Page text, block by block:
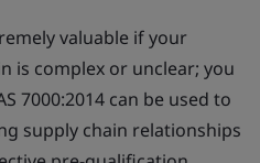
valuable if your
is complex or unclear; you
7000:2014 can be used to
supply chain relationships